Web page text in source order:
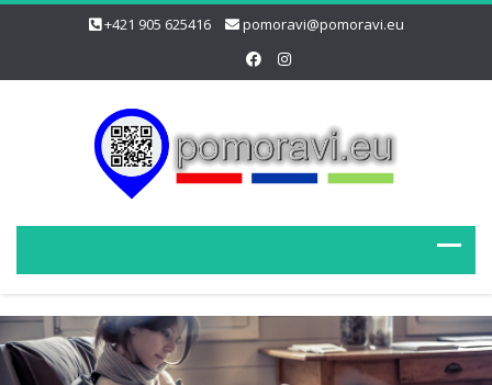
+421 905 625416 pomoravi@pomoravi.eu